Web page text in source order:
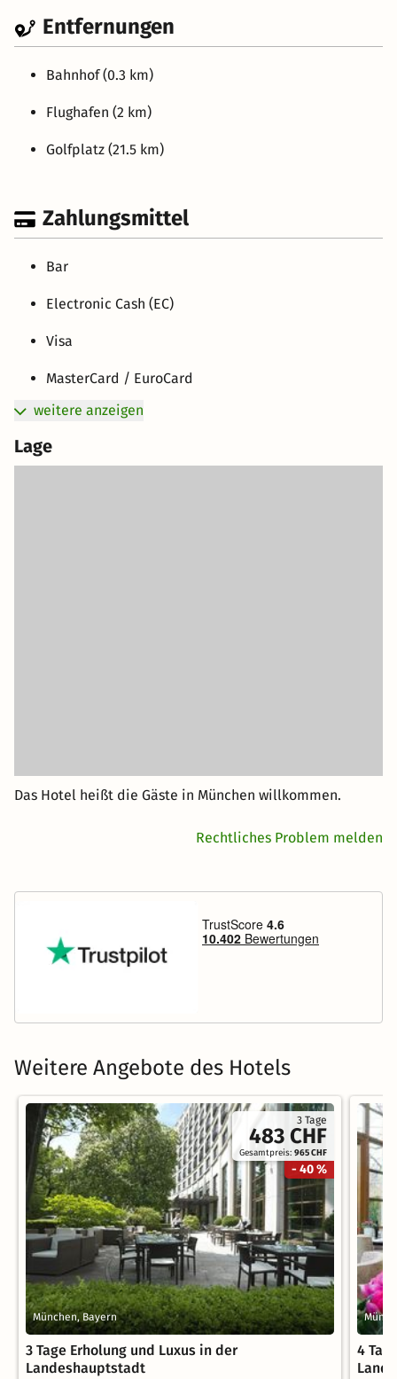
Entfernungen
Bahnhof (0.3 km)
Flughafen (2 km)
Golfplatz (21.5 km)
Zahlungsmittel
Bar
Electronic Cash (EC)
Visa
MasterCard / EuroCard
weitere anzeigen
Lage
Das Hotel heißt die Gäste in München willkommen.
Rechtliches Problem melden
Weitere Angebote des Hotels
3 Tage
483 CHF
Gesamtpreis:965 CHF
- 40 %
München, Bayern
3 Tage Erholung und Luxus in der
Landeshauptstadt
4